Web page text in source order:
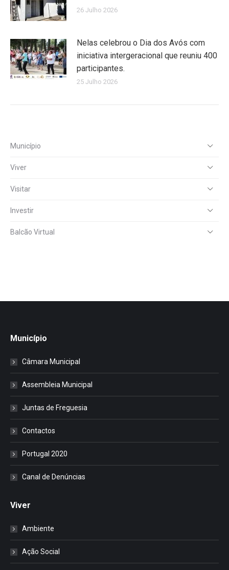
26 Julho 2026
Nelas celebrou o Dia dos Avós com
iniciativa intergeracional que reuniu 400
participantes.
25 Julho 2026
Município
Viver
Visitar
Investir
Balcão Virtual
Município
Câmara Municipal
Assembleia Municipal
Juntas de Freguesia
Contactos
Portugal 2020
Canal de Denúncias
Viver
Ambiente
Ação Social